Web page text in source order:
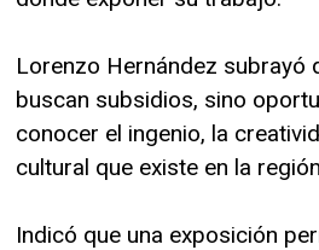
Lorenzo Hernández subrayó
buscan subsidios, sino
conocer el ingenio, la
cultural que existe en la
Indicó que una exposición